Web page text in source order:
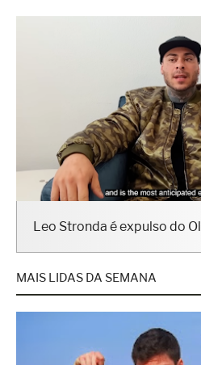
Leo Stronda é expulso do
MAIS LIDAS DA SEMANA